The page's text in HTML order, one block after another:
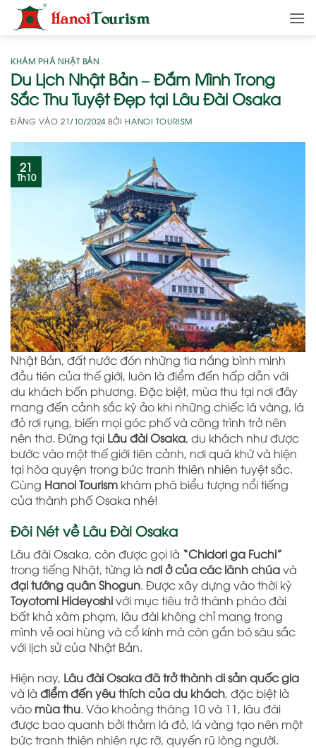
qua
dungKHÁM PHÁ NHẬT BẢN
Du Lịch Nhật Bản – Đắm Mình Trong
Sắc Thu Tuyệt Đẹp tại Lâu Đài Osaka
ĐĂNG VÀO21/10/2024 BỞIHANOI TOURISM
21
Th10
Nhật Bản, đất nước đón những tia nắng bình minh
đầu tiên của thế giới, luôn là điểm đến hấp dẫn với
du khách bốn phương. Đặc biệt, mùa thu tại nơi đây
mang đến cảnh sắc kỳ ảo khi những chiếc lá vàng, lá
đỏ rơi rụng, biến mọi góc phố và công trình trở nên
nên thơ. Đứng tại Lâu đài Osaka, du khách như được
bước vào một thế giới tiên cảnh, nơi quá khứ và hiện
tại hòa quyện trong bức tranh thiên nhiên tuyệt sắc.
Cùng Hanoi Tourism khám phá biểu tượng nổi tiếng
của thành phố Osaka nhé!
Đôi Nét về Lâu Đài Osaka
Lâu đài Osaka, còn được gọi là “Chidori ga Fuchi”
trong tiếng Nhật, từng là nơi ở của các lãnh chúavà
đại tướng quân Shogun. Được xây dựng vào thời kỳ
Toyotomi Hideyoshivới mục tiêu trở thành pháo đài
bất khả xâm phạm, lâu đài không chỉ mang trong
mình vẻ oai hùng và cổ kính mà còn gắn bó sâu sắc
với lịch sử của Nhật Bản.
Hiện nay, Lâu đài Osaka đã trở thành di sản quốc gia
và là điểm đến yêu thích của du khách, đặc biệt là
vào mùa thu. Vào khoảng tháng 10 và 11, lâu đài
được bao quanh bởi thảm lá đỏ, lá vàng tạo nên một
bức tranh thiên nhiên rực rỡ, quyến rũ lòng người.